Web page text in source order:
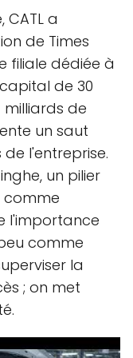
a
de Times
filiale dédiée à
de 30
milliards de
un saut
l'entreprise.
un pilier
comme
l'importance
comme
la
; on met